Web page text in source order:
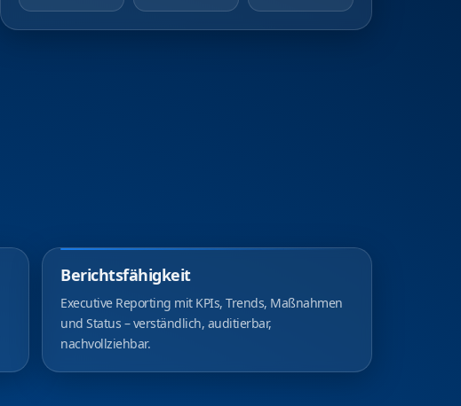
Berichtsfähigkeit
Executive Reporting mit KPIs, Trends, Maßnahmen
und Status – verständlich, auditierbar,
nachvollziehbar.